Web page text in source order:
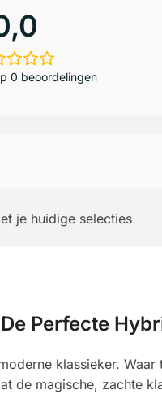
0 beoordelingen
je huidige selecties
Perfecte
klassieker.
de magische, zachte